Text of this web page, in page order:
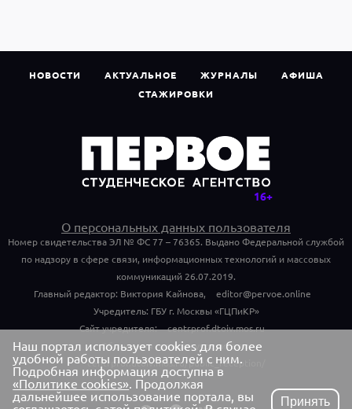
НОВОСТИ АКТУАЛЬНОЕ ЖУРНАЛЫ
АФИША
СТАЖИРОВКИ
О персональных данных пользователя
Номер свидетельства ЭЛ № ФС 77 – 76365. Выдано Федеральной службой
по надзору в сфере связи, информационных технологий и массовых
коммуникаций 26.07.2019.
Главный редактор: Виктория Кайнова,
editor@pervoe.online
Учредитель: ГБУ г. Москвы «ГЦПиКР»
Сайт учредителя:
centrprof.dtoiv.mos.ru
Обращения граждан учредителю:
centrprof.dtoiv.mos.ru/public_reception/
Наш портал использует cookies для более
удобной работы пользователей с ним.
Подробная информация доступна в
«Политике cookies». Продолжая
дальнейшее использование портала, вы
Принять